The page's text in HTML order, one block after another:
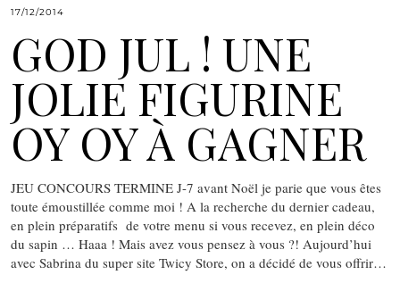
17/12/2014
GOD JUL ! UNE
JOLIE FIGURINE
OY OY À GAGNER
JEU CONCOURS TERMINE J-7 avant Noël je parie que vous êtes
toute émoustillée comme moi ! A la recherche du dernier cadeau,
en plein préparatifs de votre menu si vous recevez, en plein déco
du sapin … Haaa ! Mais avez vous pensez à vous ?! Aujourd’hui
avec Sabrina du super site Twicy Store, on a décidé de vous offrir…